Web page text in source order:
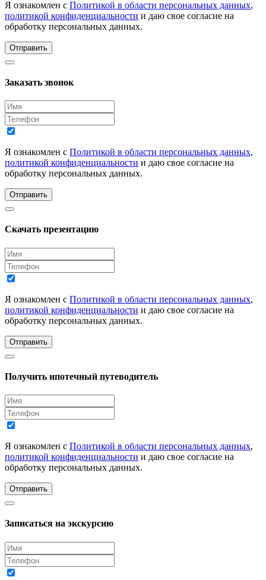
Я ознакомлен с Политикой в области персональных данных,
политикой конфиденциальности и даю свое согласие на
обработку персональных данных.
Отправить
Заказать звонок
Я ознакомлен с Политикой в области персональных данных,
политикой конфиденциальности и даю свое согласие на
обработку персональных данных.
Отправить
Скачать презентацию
Я ознакомлен с Политикой в области персональных данных,
политикой конфиденциальности и даю свое согласие на
обработку персональных данных.
Отправить
Получить ипотечный путеводитель
Я ознакомлен с Политикой в области персональных данных,
политикой конфиденциальности и даю свое согласие на
обработку персональных данных.
Отправить
Записаться на экскурсию